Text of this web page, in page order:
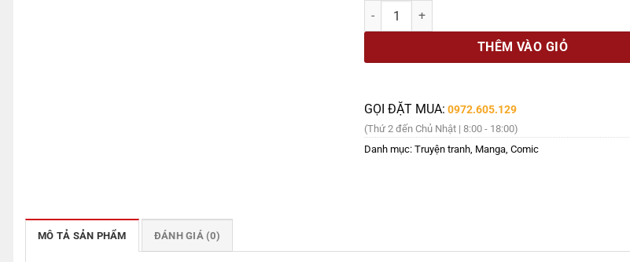
(Tặng Bookmark) MONSTER DELUXE EDITION –
THÊM VÀO GIỎ
GỌI ĐẶT MUA: 0972.605.129
(Thứ 2 đến Chủ Nhật | 8:00 - 18:00)
Danh mục:Truyện tranh, Manga, Comic
MÔ TẢ SẢN PHẨM ĐÁNH GIÁ (0)